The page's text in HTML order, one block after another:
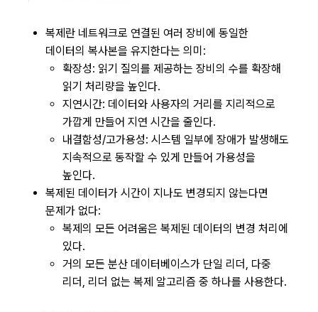
복제란 네트워크로 연결된 여러 장비에 동일한
데이터의 복사본을 유지한다는 의미:
확장성: 읽기 질의를 제공하는 장비의 수를 확장해
읽기 처리량을 높인다.
지연시간: 데이터와 사용자의 거리를 지리적으로
가깝게 만들어 지연 시간을 줄인다.
내결함성/고가용성: 시스템 일부에 장애가 발생해도
지속적으로 동작할 수 있게 만들어 가용성을
높인다.
복제된 데이터가 시간이 지나도 변경되지 않는다면
문제가 없다:
복제의 모든 어려움은 복제된 데이터의 변경 처리에
있다.
거의 모든 분산 데이터베이스가 단일 리더, 다중
리더, 리더 없는 복제 알고리즘 중 하나를 사용한다.